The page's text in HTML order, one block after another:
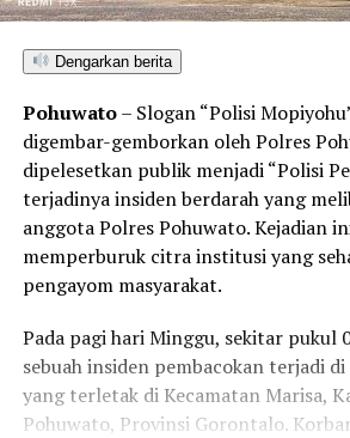
Dengarkan berita
Pohuwato– Slogan “Polisi
digembar-gemborkan oleh Polres
dipelesetkan publik menjadi “Polisi
terjadinya insiden berdarah yang
anggota Polres Pohuwato. Kejadian
memperburuk citra institusi yang
pengayom masyarakat.
Pada pagi hari Minggu, sekitar pukul
sebuah insiden pembacokan terjadi
yang terletak di Kecamatan Marisa,
Pohuwato, Provinsi Gorontalo.